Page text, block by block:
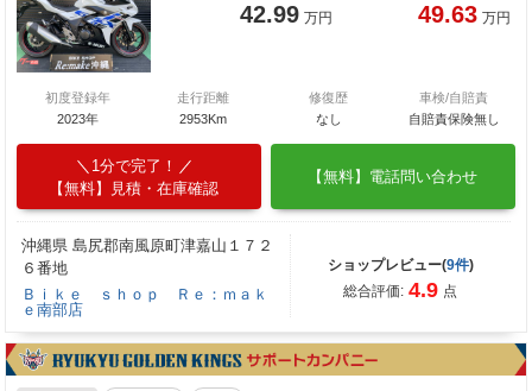
42.99 万円 49.63 万円
初度登録年
2023年
走行距離
2953Km
修復歴
なし
車検/自賠責
自賠責保険無し
1分で完了！
【無料】見積・在庫確認
【無料】電話問い合わせ
沖縄県 島尻郡南風原町津嘉山１７２
６番地
Ｂｉｋｅ ｓｈｏｐ Ｒｅ：ｍａｋ
ｅ南部店
ショップレビュー(9件)
総合評価: 4.9 点